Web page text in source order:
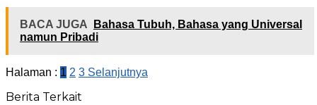
BACA JUGA
Bahasa Tubuh, Bahasa yang Universal
namun Pribadi
Halaman : 1 2 3 Selanjutnya
Berita Terkait